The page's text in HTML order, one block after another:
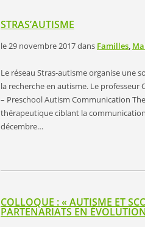
STRAS’AUTISME
le 29 novembre 2017dans Familles,
Le réseau Stras-autisme organise une
la recherche en autisme. Le professeur
– Preschool Autism Communication
thérapeutique ciblant la
décembre…
COLLOQUE : « AUTISME ET
PARTENARIATS EN